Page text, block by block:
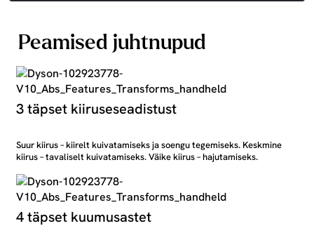
Peamised juhtnupud
3 täpset kiiruseseadistust
Suur kiirus – kiirelt kuivatamiseks ja soengu tegemiseks. Keskmine
kiirus – tavaliselt kuivatamiseks. Väike kiirus – hajutamiseks.
4 täpset kuumusastet